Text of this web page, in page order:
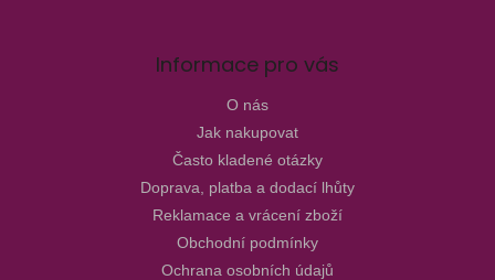
Informace pro vás
O nás
Jak nakupovat
Často kladené otázky
Doprava, platba a dodací lhůty
Reklamace a vrácení zboží
Obchodní podmínky
Ochrana osobních údajů